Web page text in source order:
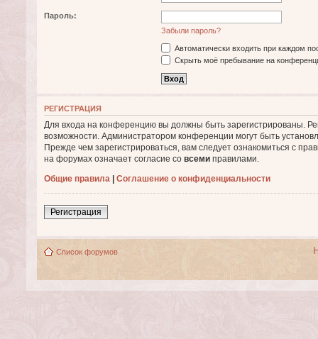
Пароль:
Забыли пароль?
Автоматически входить при каждом
Скрыть моё пребывание на
РЕГИСТРАЦИЯ
Для входа на конференцию вы должны быть зарегистрированы.
возможности. Администратором конференции могут быть
Прежде чем зарегистрироваться, вам следует ознакомиться с
на форумах означает согласие со всеми правилами.
Общие правила
Соглашение о конфиденциальности
Регистрация
Список форумов